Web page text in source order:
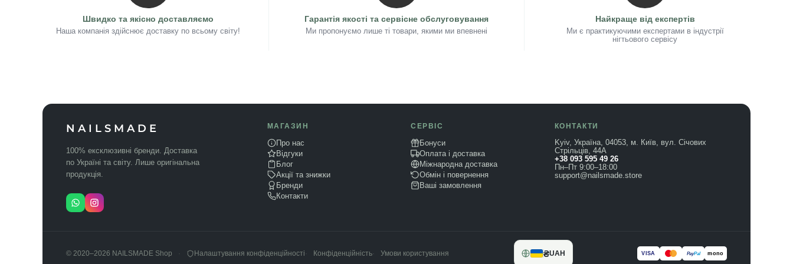
Швидко та якісно доставляємо
Наша компанія здійснює доставку по всьому світу!
Гарантія якості та сервісне обслуговування
Ми пропонуємо лише ті товари, якими ми впевнені
Найкраще від експертів
Ми є практикуючими експертами в індустрії
нігтьового сервісу
NAILSMADE
100% ексклюзивні бренди. Доставка
по Україні та світу. Лише оригінальна
продукція.
МАГАЗИН
Про нас
Відгуки
Блог
Акції та знижки
Бренди
Контакти
СЕРВІС
Бонуси
Оплата і доставка
Міжнародна доставка
Обмін і повернення
Ваші замовлення
КОНТАКТИ
Kyiv, Україна, 04053, м. Київ, вул. Січових
Стрільців, 44А
+38 093 595 49 26
Пн–Пт 9:00–18:00
support@nailsmade.store
© 2020–2026 NAILSMADE Shop Налаштування конфіденційності Конфіденційність Умови користування ₴UAH VISA PayPal mono